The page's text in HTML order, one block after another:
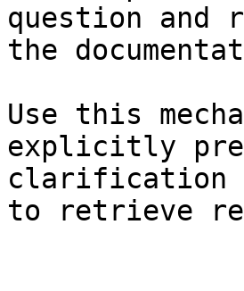
question and
the
Use this
explicitly
clarification